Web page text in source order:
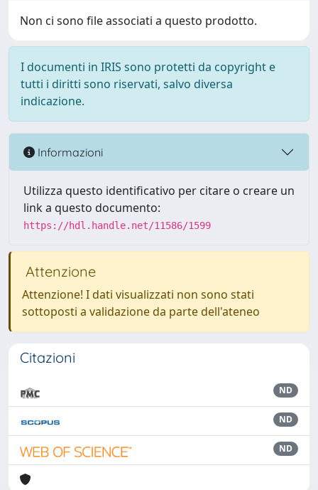
Non ci sono file associati a questo prodotto.
I documenti in IRIS sono protetti da copyright e
tutti i diritti sono riservati, salvo diversa
indicazione.
Informazioni
Utilizza questo identificativo per citare o creare un
link a questo documento:
https://hdl.handle.net/11586/1599
Attenzione
Attenzione! I dati visualizzati non sono stati
sottoposti a validazione da parte dell'ateneo
Citazioni
ND
ND
ND